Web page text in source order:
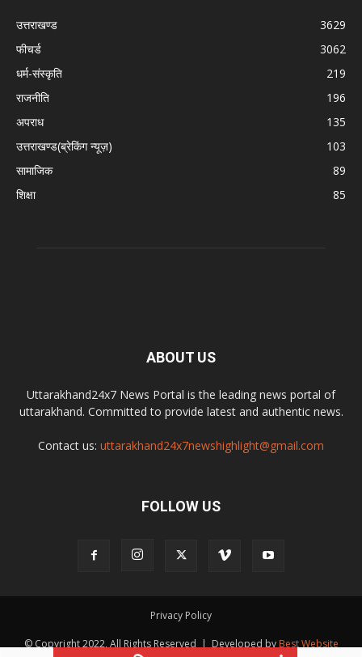
उत्तराखण्ड
3629
फीचर्ड
3062
धर्म-संस्कृति
219
राजनीति
196
अपराध
135
उत्तराखण्ड(ब्रेकिंग न्यूज़)
103
सामाजिक
89
शिक्षा
85
ABOUT US
Uttarakhand24x7 News Portal is the leading news portal of
uttarakhand. Committed to provide latest and authentic news.
Contact us: uttarakhand24x7newshighlight@gmail.com
FOLLOW US
Privacy Policy
© Copyright 2022, All Rights Reserved | Developed by Best Website